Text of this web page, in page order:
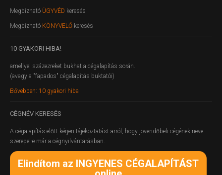
Megbízható ÜGYVÉD keresés
Megbízható KÖNYVELŐ keresés
10 GYAKORI HIBA!
amellyel százezreket bukhat a cégalapítás során.
(avagy a "fapados" cégalapítás buktatói)
Bővebben: 10 gyakori hiba
CÉGNÉV KERESÉS
A cégalapítás előtt kérjen tájékoztatást arról, hogy jövendőbeli cégének neve
szerepel-e már a cégnyilvántarásban.
Elindítom az INGYENES CÉGALAPÍTÁST